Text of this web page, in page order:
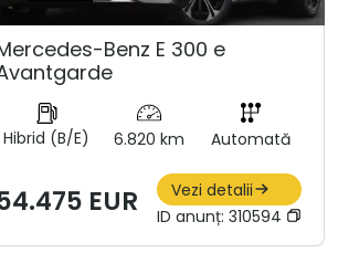
Benz E 300 e
Hibrid (B/E) 6.820 km Automată
EUR
Vezi detalii
ID anunț: 310594